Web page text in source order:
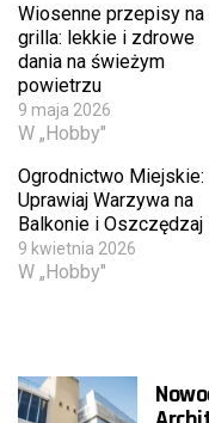
Wiosenne przepisy na
grilla: lekkie i zdrowe
dania na świeżym
powietrzu
9 maja 2026
W „Hobby"
Ogrodnictwo Miejskie:
Uprawiaj Warzywa na
Balkonie i Oszczędzaj
9 kwietnia 2026
W „Hobby"